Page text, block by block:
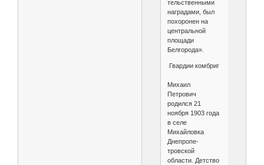
тельственными
наградами, был
похоро­нен на
центральной
площади
Белгорода».
Гвардии комбриг
Михаил
Петрович
родился 21
ноября 1903 года
в селе
Михайловка
Днепропе­
тровской
области. Детство